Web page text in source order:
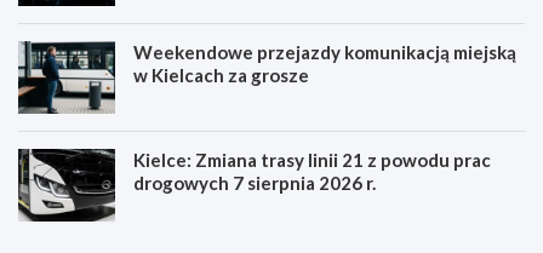
Weekendowe przejazdy komunikacją miejską
w Kielcach za grosze
Kielce: Zmiana trasy linii 21 z powodu prac
drogowych 7 sierpnia 2026 r.
S
P